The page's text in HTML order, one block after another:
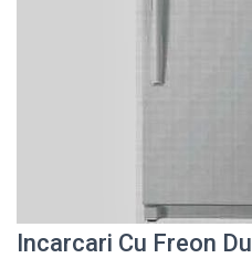
Incarcari Cu Freon